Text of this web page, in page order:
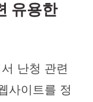
유용한
난청 관련
사이트를 정